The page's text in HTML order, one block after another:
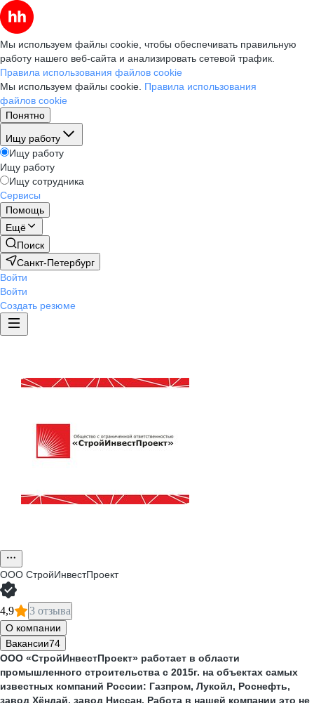
Мы используем файлы cookie, чтобы обеспечивать правильную
работу нашего веб-сайта и анализировать сетевой трафик.
Правила использования файлов cookie
Мы используем файлы cookie. Правила использования
файлов cookie
Понятно
Ищу работу
Ищу работу
Ищу работу
Ищу сотрудника
Сервисы
Помощь
Ещё
Поиск
Санкт-Петербург
Войти
Войти
Создать резюме
ООО СтройИнвестПроект
4,9 3 отзыва
О компании
Вакансии74
ООО «СтройИнвестПроект» работает в области
промышленного строительства с 2015г. на объектах самых
известных компаний России: Газпром, Лукойл, Роснефть,
завод Хёндай, завод Ниссан. Работа в нашей компании это не